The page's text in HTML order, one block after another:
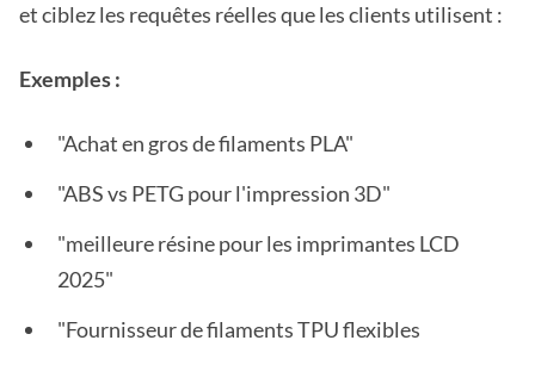
et ciblez les requêtes réelles que les clients utilisent :
Exemples :
"Achat en gros de filaments PLA"
"ABS vs PETG pour l'impression 3D"
"meilleure résine pour les imprimantes LCD
2025"
"Fournisseur de filaments TPU flexibles